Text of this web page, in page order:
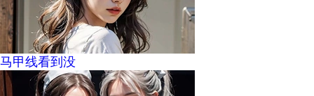
马甲线看到没